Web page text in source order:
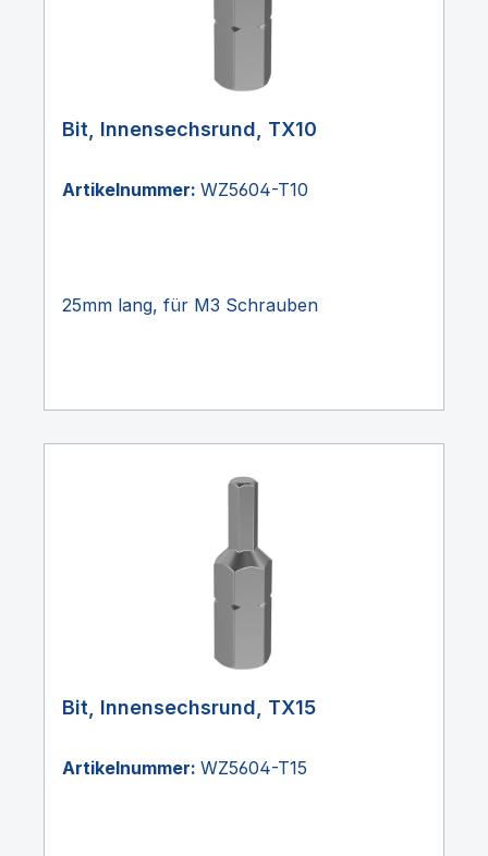
Bit, Innensechsrund, TX10
Artikelnummer: WZ5604-T10
25mm lang, für M3 Schrauben
Bit, Innensechsrund, TX15
Artikelnummer: WZ5604-T15